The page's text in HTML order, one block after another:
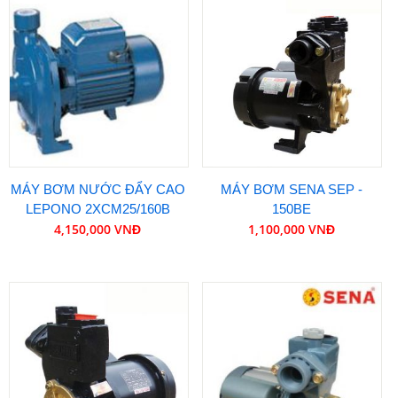
MÁY BƠM NƯỚC ĐẨY CAO
LEPONO 2XCM25/160B
4,150,000 VNĐ
MÁY BƠM SENA SEP -
150BE
1,100,000 VNĐ